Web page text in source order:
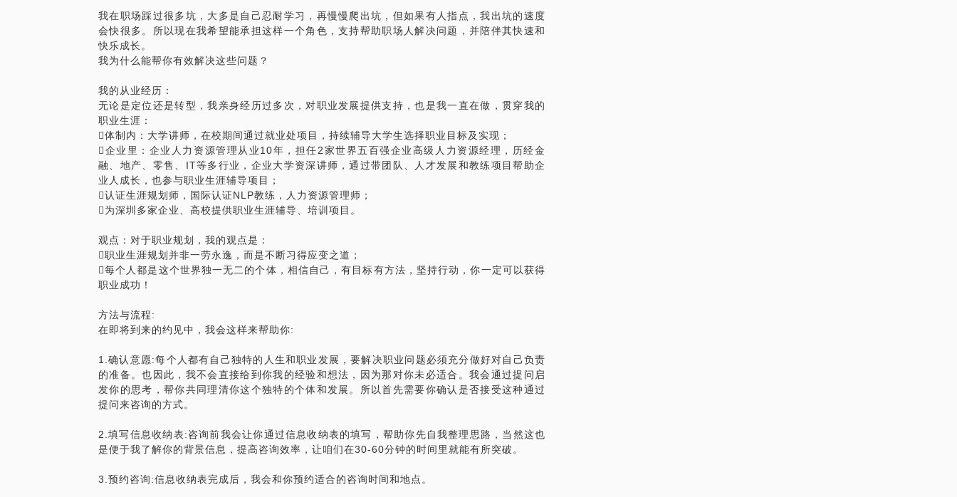
我在职场踩过很多坑，大多是自己忍耐学习，再慢慢爬出坑，但如果有人指点，我出坑的速度
会快很多。所以现在我希望能承担这样一个角色，支持帮助职场人解决问题，并陪伴其快速和
快乐成长。
我为什么能帮你有效解决这些问题？
我的从业经历：
无论是定位还是转型，我亲身经历过多次，对职业发展提供支持，也是我一直在做，贯穿我的
职业生涯：
体制内：大学讲师，在校期间通过就业处项目，持续辅导大学生选择职业目标及实现；
企业里：企业人力资源管理从业10年，担任2家世界五百强企业高级人力资源经理，历经金
融、地产、零售、IT等多行业，企业大学资深讲师，通过带团队、人才发展和教练项目帮助企
业人成长，也参与职业生涯辅导项目；
认证生涯规划师，国际认证NLP教练，人力资源管理师；
为深圳多家企业、高校提供职业生涯辅导、培训项目。
观点：对于职业规划，我的观点是：
职业生涯规划并非一劳永逸，而是不断习得应变之道；
每个人都是这个世界独一无二的个体，相信自己，有目标有方法，坚持行动，你一定可以获得
职业成功！
方法与流程:
在即将到来的约见中，我会这样来帮助你:
1.确认意愿:每个人都有自己独特的人生和职业发展，要解决职业问题必须充分做好对自己负责
的准备。也因此，我不会直接给到你我的经验和想法，因为那对你未必适合。我会通过提问启
发你的思考，帮你共同理清你这个独特的个体和发展。所以首先需要你确认是否接受这种通过
提问来咨询的方式。
2.填写信息收纳表:咨询前我会让你通过信息收纳表的填写，帮助你先自我整理思路，当然这也
是便于我了解你的背景信息，提高咨询效率，让咱们在30-60分钟的时间里就能有所突破。
3.预约咨询:信息收纳表完成后，我会和你预约适合的咨询时间和地点。